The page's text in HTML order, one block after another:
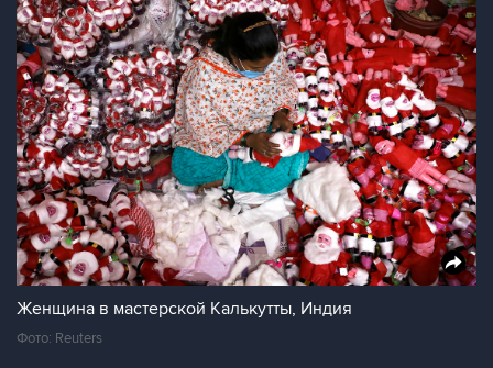
Женщина в мастерской Калькутты, Индия
Фото: Reuters